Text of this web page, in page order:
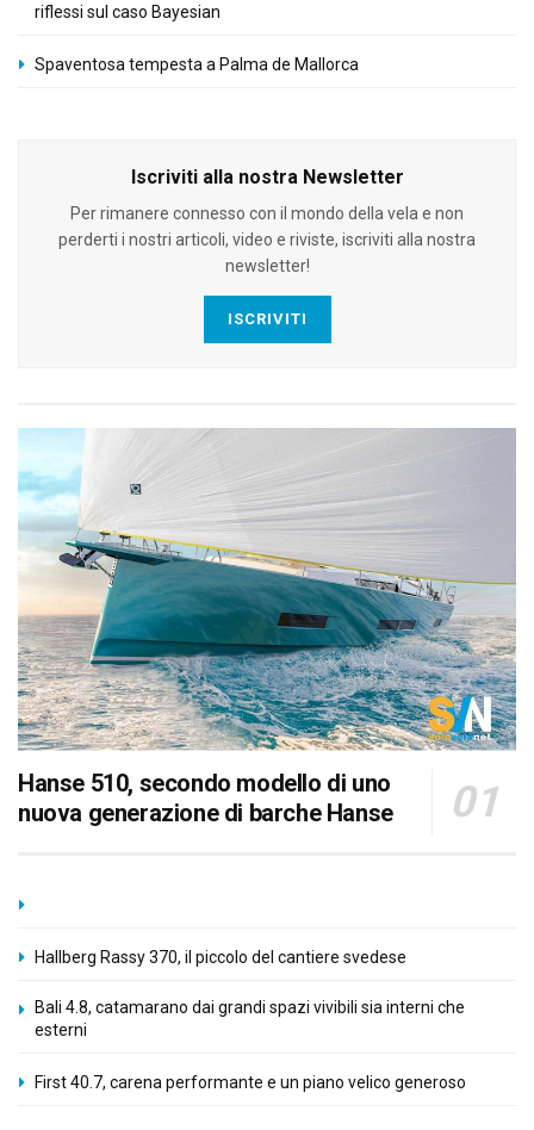
riflessi sul caso Bayesian
Spaventosa tempesta a Palma de Mallorca
Iscriviti alla nostra Newsletter
Per rimanere connesso con il mondo della vela e non
perderti i nostri articoli, video e riviste, iscriviti alla nostra
newsletter!
ISCRIVITI
Hanse 510, secondo modello di uno
nuova generazione di barche Hanse
Hallberg Rassy 370, il piccolo del cantiere svedese
Bali 4.8, catamarano dai grandi spazi vivibili sia interni che
esterni
First 40.7, carena performante e un piano velico generoso